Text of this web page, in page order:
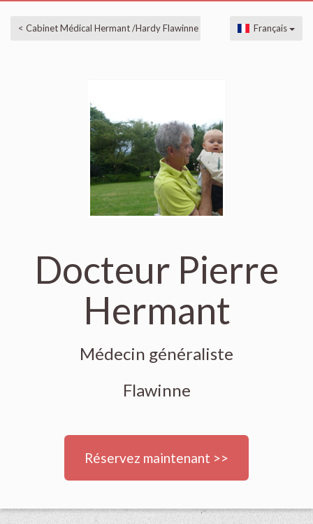
< Cabinet Médical Hermant /Hardy Flawinne Français
Docteur Pierre
Hermant
Médecin généraliste
Flawinne
Réservez maintenant >>